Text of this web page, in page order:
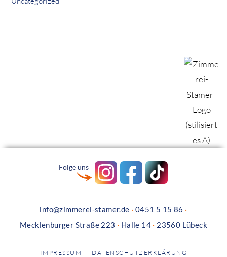
Folge uns
info@zimmerei-stamer.de · 0451 5 15 86 ·
Mecklenburger Straße 223 · Halle 14 · 23560 Lübeck
IMPRESSUM DATENSCHUTZERKLÄRUNG